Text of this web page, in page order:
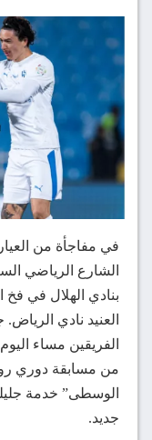
في مفاجأة من
الشارع الرياضي
بنادي الهلال في فخ
العنيد نادي
الفريقين مساء
من مسابقة دوري
الوسطى” خدمة
جديد.